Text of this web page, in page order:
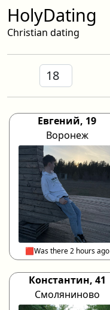
HolyDating
Christian dating
Евгений, 19
Воронеж
🟥Was there 2 hours ago
Константин, 41
Смоляниново